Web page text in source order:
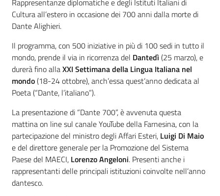
Rappresentanze diplomatiche e degli Istituti Italiani di
Cultura all’estero in occasione dei 700 anni dalla morte di
Dante Alighieri.
Il programma, con 500 iniziative in più di 100 sedi in tutto il
mondo, prende il via in ricorrenza del Dantedì(25 marzo), e
durerà fino allaXXI Settimana della Lingua Italiana nel
mondo(18-24 ottobre), anch’essa quest’anno dedicata al
Poeta (“Dante, l’italiano”).
La presentazione di “Dante 700”, è avvenuta questa
mattina on line sul canale YouTube della Farnesina, con la
partecipazione del ministro degli Affari Esteri, Luigi Di Maio
e del direttore generale per la Promozione del Sistema
Paese del MAECI, Lorenzo Angeloni. Presenti anche i
rappresentanti delle principali istituzioni coinvolte nell’anno
dantesco.